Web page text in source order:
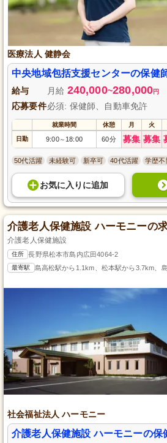
医療法人 健静会
中央地域包括支援センターの保健
給与 月給 240,000~280,000円
応募要件必須: 保健師、自動車免許
就業時間 休憩 月 火
日勤 9:00～ 18:00 60分 募集 募集
50代活躍 未経験可 新卒可 40代活躍 学歴不
お気に入り に追加
介護老人保健施設 ハーモニーの
介護老人保健施設
住所 長野県松本市島内広田4064-2
最寄駅 島高松駅から1.1km、松本駅から3.7km、
社会福祉法人 ハーモニー
介護老人保健施設 ハーモニーの保